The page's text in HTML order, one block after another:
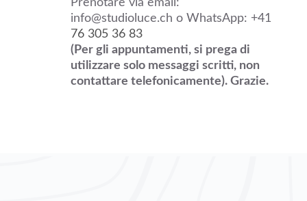
info@studioluce.ch o
76 305 36 83
(Per gli appuntamenti, si prega di
utilizzare solo messaggi scritti, non
contattare telefonicamente). Grazie.